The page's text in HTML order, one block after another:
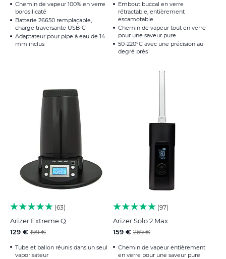
Chemin de vapeur 100% en verre
borosilicaté
Batterie 26650 remplaçable,
charge traversante USB-C
Adaptateur pour pipe à eau de 14
mm inclus
Embout buccal en verre
rétractable, entièrement
escamotable
Chemin de vapeur tout en verre
pour une saveur pure
50-220°C avec une précision au
degré près
63
Arizer Extreme Q
129 € 199 €
Tube et ballon réunis dans un seul
vaporisateur
97
Arizer Solo 2 Max
159 € 269 €
Chemin de vapeur entièrement
en verre pour une saveur pure